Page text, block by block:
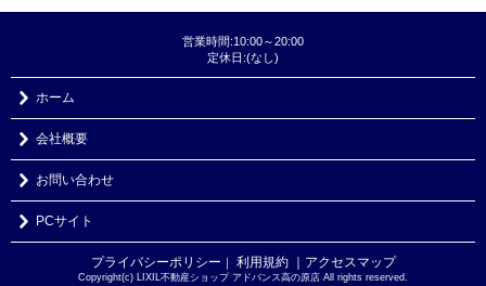
営業時間:10:00～20:00
定休日:(なし)
ホーム
会社概要
お問い合わせ
PCサイト
プライバシーポリシー ｜ 利用規約 ｜アクセスマップ
Copyright(c) LIXIL不動産ショップ アドバンス高の原店 All rights reserved.